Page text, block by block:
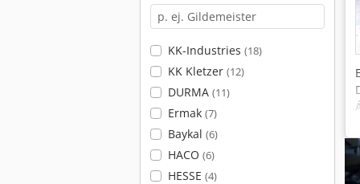
KK-Industries (18)
KK Kletzer (12)
DURMA (11)
Ermak (7)
Baykal (6)
HACO (6)
HESSE (4)